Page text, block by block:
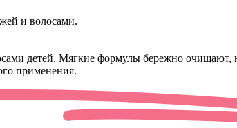
и волосами.
детей. Мягкие формулы бережно очищают,
применения.